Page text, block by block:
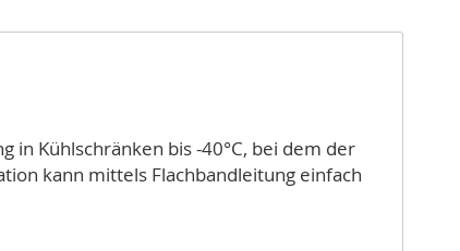
in Kühlschränken bis -40°C, bei dem der
kann mittels Flachbandleitung einfach